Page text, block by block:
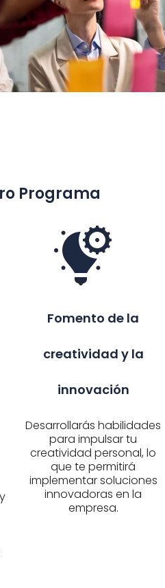
Programa
Fomento de la
creatividad y la
innovación
Desarrollarás habilidades
para impulsar tu
creatividad personal, lo
que te permitirá
implementar soluciones
innovadoras en la
empresa.